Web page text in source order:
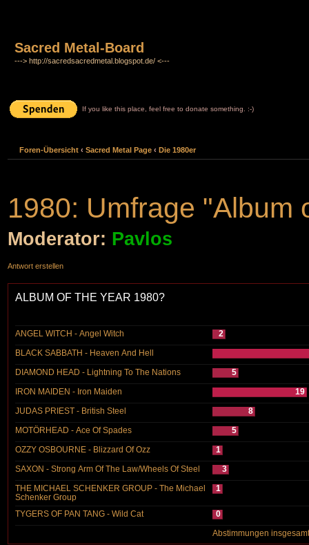
Sacred Metal-Board
---> http://sacredsacredmetal.blogspot.de/ <---
If you like this place, feel free to donate something. :-)
Foren-Übersicht ‹ Sacred Metal Page ‹ Die 1980er
1980: Umfrage "Album
Moderator: Pavlos
Antwort erstellen
ALBUM OF THE YEAR 1980?
ANGEL WITCH - Angel Witch
2
BLACK SABBATH - Heaven And Hell
DIAMOND HEAD - Lightning To The Nations
5
IRON MAIDEN - Iron Maiden
19
JUDAS PRIEST - British Steel
8
MOTÖRHEAD - Ace Of Spades
5
OZZY OSBOURNE - Blizzard Of Ozz
1
SAXON - Strong Arm Of The Law/Wheels Of Steel
3
THE MICHAEL SCHENKER GROUP - The Michael
Schenker Group
1
TYGERS OF PAN TANG - Wild Cat
0
Abstimmungen